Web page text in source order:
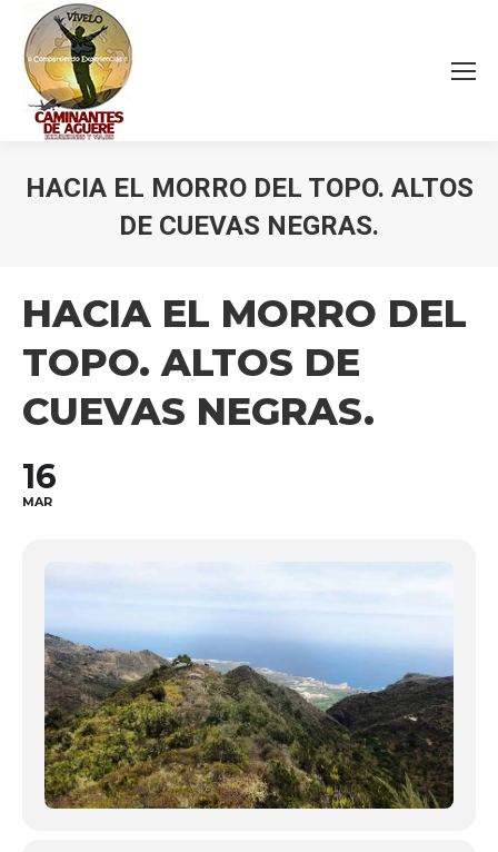
HACIA EL MORRO DEL TOPO. ALTOS
DE CUEVAS NEGRAS.
HACIA EL MORRO DEL
TOPO. ALTOS DE
CUEVAS NEGRAS.
16
MAR